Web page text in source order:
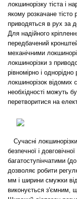
локшинорізку тіста і
якому розкачане тісто
приводяться в рух за
Для надійного
передбачений
механічними
локшинорізки з
рівномірно і
локшинорізок відомих
необхідності можуть
перетворитися на
Сучасні
безпечної і
багатоступінчатими
дозволяє робити
мм і ширини смужки
виконується з'ємним,